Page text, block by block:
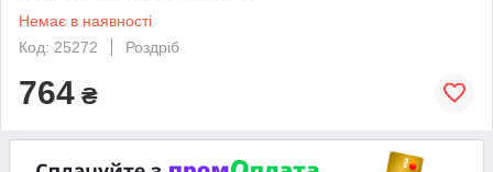
Немає в наявності
Код: 25272
Роздріб
764 ₴